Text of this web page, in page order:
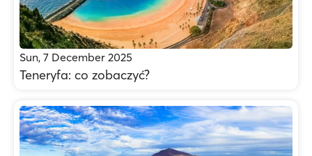
Sun, 7 December 2025
Teneryfa: co zobaczyć?